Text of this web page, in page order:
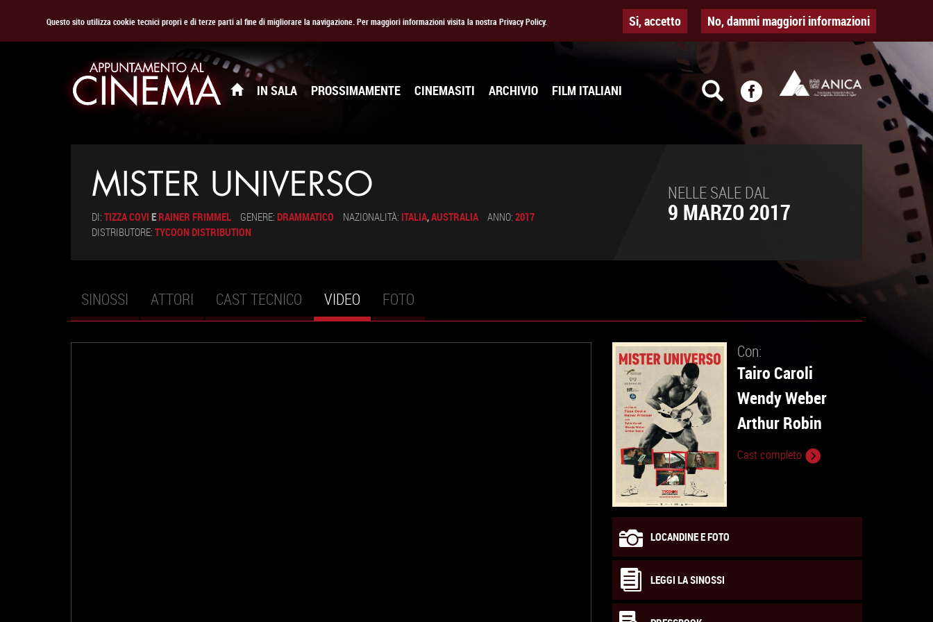
Questo sito utilizza cookie tecnici propri e di terze parti al fine di migliorare la navigazione. Per maggiori informazioni visita la nostra Privacy Policy. Si, accetto No, dammi maggiori informazioni
IN SALA PROSSIMAMENTE CINEMASITI ARCHIVIO FILM ITALIANI
MISTER UNIVERSO
DI: TIZZA COVI ERAINER FRIMMEL GENERE: DRAMMATICO NAZIONALITÀ: ITALIA,AUSTRALIA ANNO: 2017
DISTRIBUTORE: TYCOON DISTRIBUTION
NELLE SALE DAL
9 MARZO 2017
Schede primarie
SINOSSI ATTORI CAST TECNICO VIDEO (SCHEDA
ATTIVA)
FOTO
Con:
Tairo Caroli
Wendy Weber
Arthur Robin
Cast completo
LOCANDINE E FOTO
LEGGI LA SINOSSI